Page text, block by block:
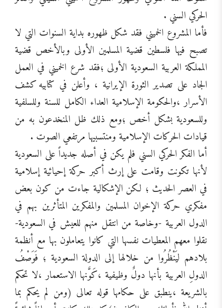
الحركي السني .
فأما المشروع الخميني فقد شكل ظهوره بداية السنوات التي لا
تصبح فيها فلسطين قضية المسلمين الأولى وبالأخص قضية
المملكة العربية السعودية الأولى ؛فقد شرع الخميني في العمل
الجاد على تصدير الثورة الإيرانية ، وأعلن في كتابيه كشف
الأسرار ،والحكومة الإسلامية العداء الكامل للسنة وللسلفية
وللسعودية بشكل أخص ؛ومع ذلك ظل المنخدعون به من
قيادات الحركات الإسلامية ومنتسبيها مرتفعي الصوت .
أما الفكر الحركي السني فلم يكن في أصله جديداً على السعودية
لأنها تكونت وقامت على إرث أكبر حركة إحيائية إسلامية
في العصر الحديث ؛ لكن الإشكالية جاءت من كون بعض
مفكري حركة الإخوان المسلمين والمفكرين المتأثرين بهم في
الدول العربية -وخاصة من انتقل منهم للعيش في السعودية-
نقلوا معهم المعطيات نفسها التي كانوا يتعاملون بها مع أنظمة
بلادهم ليَنْظُرُوا من خلالها إلى الدولة السعودية ؛ فَوَصْفُ
الدولِ العربية بأنها دولٌ وظيفية ،كَوَّنها الاستعمار ،لا تحكم
بالشريعة ،ينطبق على حكامها قوله تعالى (ومن لم يحكم بما